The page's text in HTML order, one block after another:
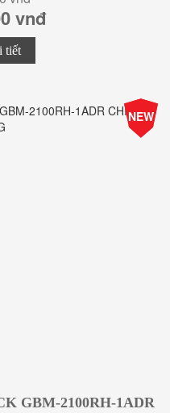
vnđ
tiết
-25%
Giá
NEW
GBM-2100RH-1ADR